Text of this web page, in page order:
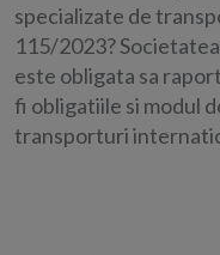
specializate de
115/2023?
este obligata sa
fi obligatiile si modul
transporturi